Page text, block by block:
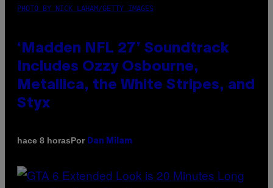
PHOTO BY NICK LAHAM/GETTY IMAGES
‘Madden NFL 27’ Soundtrack
Includes Ozzy Osbourne,
Metallica, the White Stripes, and
Styx
hace 8 horasPor Dan Milam